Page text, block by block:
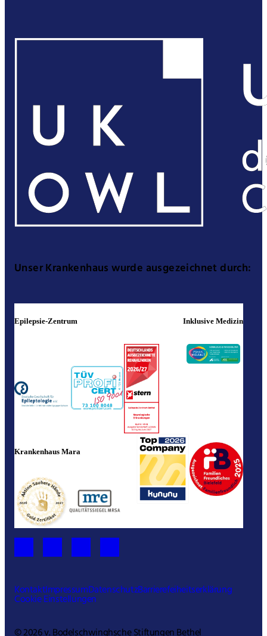
Unser Krankenhaus wurde ausgezeichnet durch:
Epilepsie-Zentrum Inklusive Medizin
Krankenhaus Mara
KontaktImpressumDatenschutzBarrierefeiheitserklärung
Cookie Einstellungen
© 2026 v. Bodelschwinghsche Stiftungen Bethel